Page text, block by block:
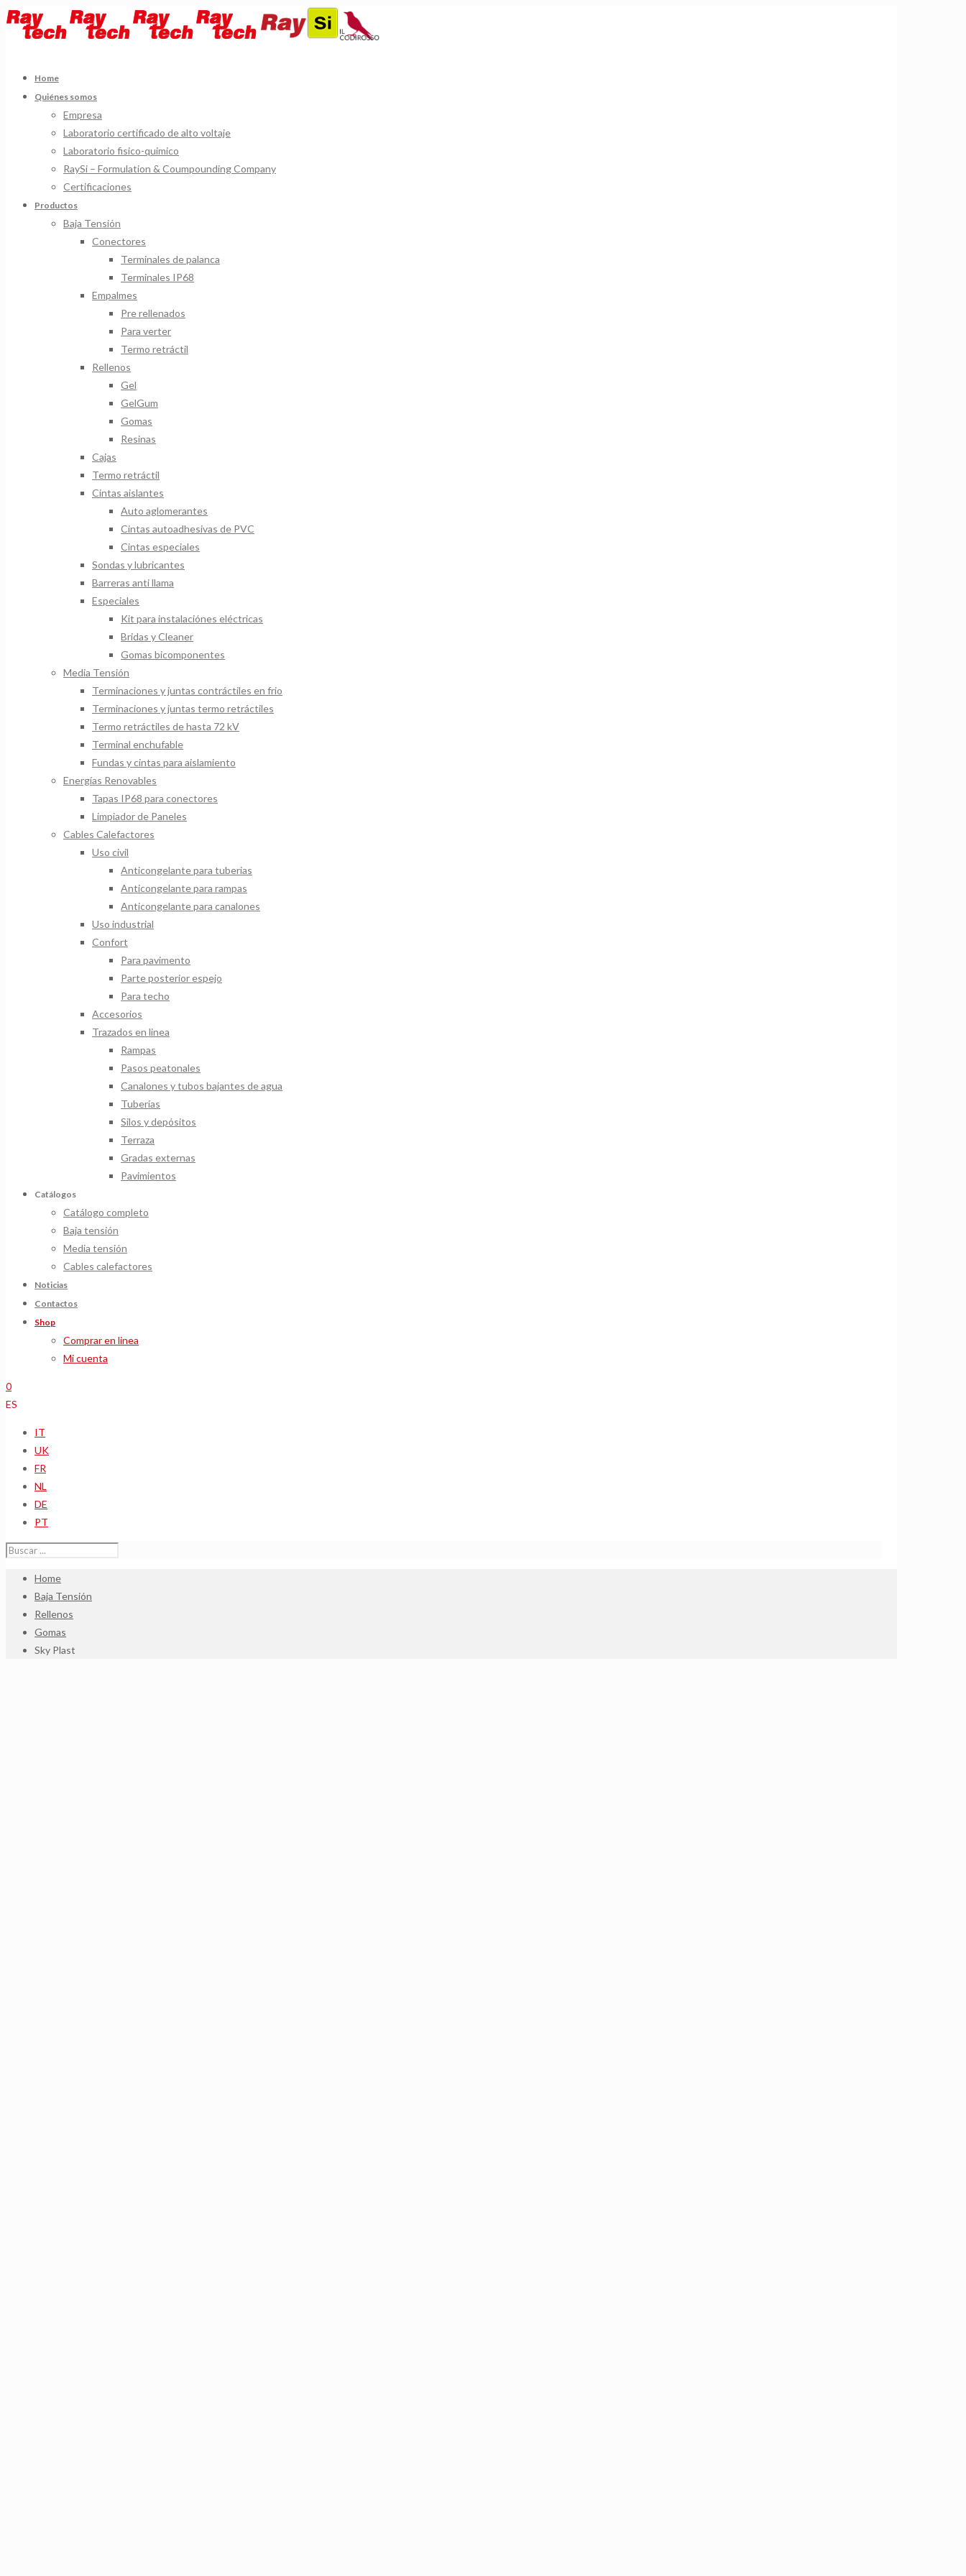
Home
Quiénes somos
Empresa
Laboratorio certificado de alto voltaje
Laboratorio fisico-quimico
RaySi – Formulation & Coumpounding Company
Certificaciones
Productos
Baja Tensión
Conectores
Terminales de palanca
Terminales IP68
Empalmes
Pre rellenados
Para verter
Termo retráctil
Rellenos
Gel
GelGum
Gomas
Resinas
Cajas
Termo retráctil
Cintas aislantes
Auto aglomerantes
Cintas autoadhesivas de PVC
Cintas especiales
Sondas y lubricantes
Barreras anti llama
Especiales
Kit para instalaciónes eléctricas
Bridas y Cleaner
Gomas bicomponentes
Media Tensión
Terminaciones y juntas contráctiles en frio
Terminaciones y juntas termo retráctiles
Termo retráctiles de hasta 72 kV
Terminal enchufable
Fundas y cintas para aislamiento
Energías Renovables
Tapas IP68 para conectores
Limpiador de Paneles
Cables Calefactores
Uso civil
Anticongelante para tuberias
Anticongelante para rampas
Anticongelante para canalones
Uso industrial
Confort
Para pavimento
Parte posterior espejo
Para techo
Accesorios
Trazados en linea
Rampas
Pasos peatonales
Canalones y tubos bajantes de agua
Tuberías
Silos y depósitos
Terraza
Gradas externas
Pavimientos
Catálogos
Catálogo completo
Baja tensión
Media tensión
Cables calefactores
Noticias
Contactos
Shop
Comprar en linea
Mi cuenta
0
ES
IT
UK
FR
NL
DE
PT
Home
Baja Tensión
Rellenos
Gomas
Sky Plast